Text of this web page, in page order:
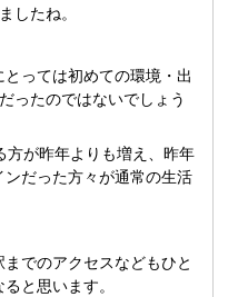
したね。
っては初めての環境・出
ったのではないでしょう
方が昨年よりも増え、昨年
だった方々が通常の生活
でのアクセスなどもひと
と思います。